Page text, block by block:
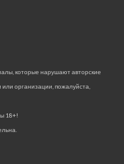
которые нарушают авторские
организации, пожалуйста,
18+!